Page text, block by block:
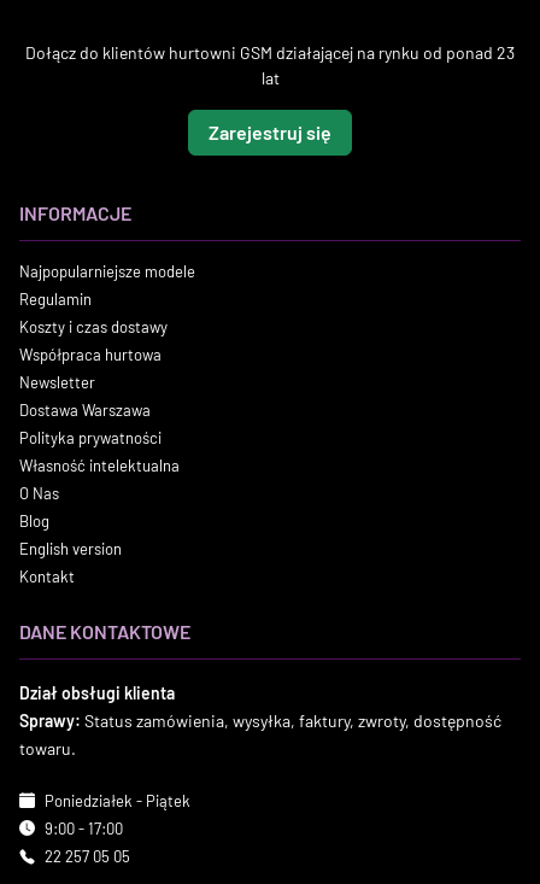
Dołącz do klientów hurtowni GSM działającej na rynku od ponad 23
lat
Zarejestruj się
INFORMACJE
Najpopularniejsze modele
Regulamin
Koszty i czas dostawy
Współpraca hurtowa
Newsletter
Dostawa Warszawa
Polityka prywatności
Własność intelektualna
O Nas
Blog
English version
Kontakt
DANE KONTAKTOWE
Dział obsługi klienta
Sprawy: Status zamówienia, wysyłka, faktury, zwroty, dostępność
towaru.
Poniedziałek - Piątek
9:00 - 17:00
22 257 05 05